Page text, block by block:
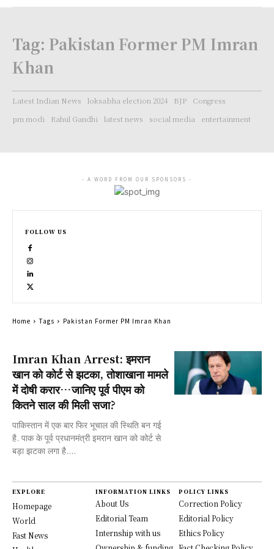
Tag: Pakistan Former PM Imran
Khan
Latest Indian News loksabha election 2024 BJP
Congress
pm modi
Rahul Gandhi latest news social media entertainment
Imran Khan Arrest: इमरान
खान को कोर्ट से झटका, तोशाखाना मामले
में दोषी करार…जानिए पूर्व पीएम को
कितने साल की मिली सजा?
पाकिस्तान में एक बार फिर भूचाल की स्थिति बन गई
है. पाक के पूर्व प्रधानमंत्री इमरान खान को कोर्ट से
बड़ा झटका लगा है....
- A WORD FROM OUR SPONSORS -
FOLLOW US
Home Tags Pakistan Former PM Imran Khan
EXPLORE
Homepage
World
Fast News
INFORMATION LINKS
About Us
Editorial Team
Internship with us
POLICY LINKS
Correction Policy
Editorial Policy
Ethics Policy